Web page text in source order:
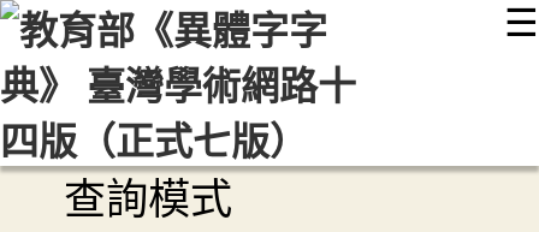
☰
::: 最新消息 常見問題 編輯說明
顯示模式
網站導覽
查詢模式